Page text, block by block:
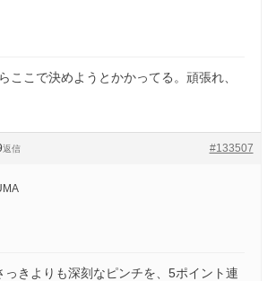
ここで決めようとかかってる。頑張れ、
#133507
返信
っきよりも深刻なピンチを、5ポイント連